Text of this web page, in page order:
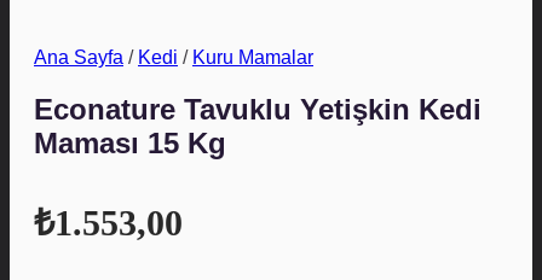
Ana Sayfa / Kedi / Kuru Mamalar
Econature Tavuklu Yetişkin Kedi
Maması 15 Kg
₺1.553,00